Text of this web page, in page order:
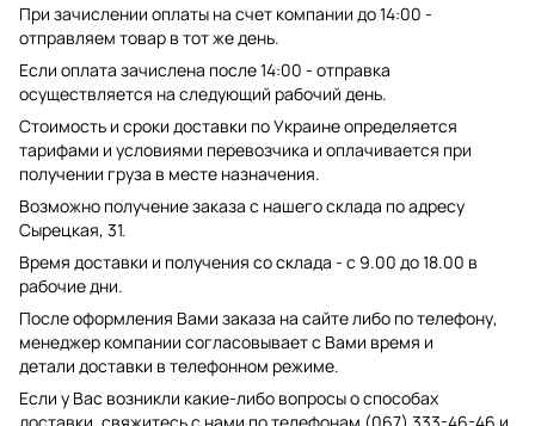
При зачислении оплаты на счет компании до 14:00 -
отправляем товар в тот же день.
Если оплата зачислена после 14:00 - отправка
осуществляется на следующий рабочий день.
Стоимость и сроки доставки по Украине определяется
тарифами и условиями перевозчика и оплачивается при
получении груза в месте назначения.
Возможно получение заказа с нашего склада по адресу
Сырецкая, 31.
Время доставки и получения со склада - с 9.00 до 18.00 в
рабочие дни.
После оформления Вами заказа на сайте либо по телефону,
менеджер компании согласовывает с Вами время и
детали доставки в телефонном режиме.
Если у Вас возникли какие-либо вопросы о способах
доставки, свяжитесь с нами по телефонам (067) 333-46-46 и